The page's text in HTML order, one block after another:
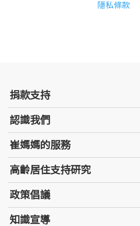
隱私條款
捐款支持
認識我們
崔媽媽的服務
高齡居住支持研究
政策倡議
知識宣導